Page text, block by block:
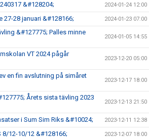
&#128204; 2024-01-24 12:00
27-28 januari &#128166; 2024-01-23 07:00
&#127775; Palles minne
2024-01-05 14:55
VT 2024 pågår
2023-12-20 05:00
en fin avslutning på simåret
2023-12-17 18:00
Årets sista tävling 2023
2023-12-13 21:50
i Sum Sim Riks &#10024; 2023-12-11 12:38
8/12-10/12 &#128166; 2023-12-07 18:00